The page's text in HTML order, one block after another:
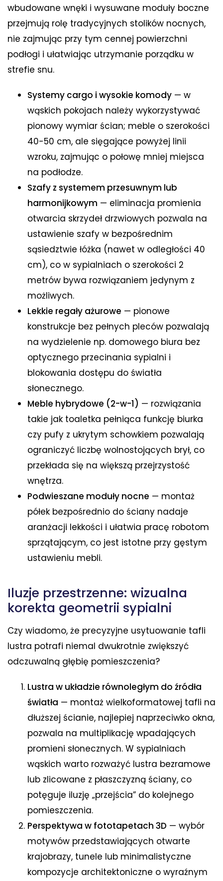
wbudowane wnęki i wysuwane moduły boczne
przejmują rolę tradycyjnych stolików nocnych,
nie zajmując przy tym cennej powierzchni
podłogi i ułatwiając utrzymanie porządku w
strefie snu.
Systemy cargo i wysokie komody — w
wąskich pokojach należy wykorzystywać
pionowy wymiar ścian; meble o szerokości
40-50 cm, ale sięgające powyżej linii
wzroku, zajmując o połowę mniej miejsca
na podłodze.
Szafy z systemem przesuwnym lub
harmonijkowym — eliminacja promienia
otwarcia skrzydeł drzwiowych pozwala na
ustawienie szafy w bezpośrednim
sąsiedztwie łóżka (nawet w odległości 40
cm), co w sypialniach o szerokości 2
metrów bywa rozwiązaniem jedynym z
możliwych.
Lekkie regały ażurowe — pionowe
konstrukcje bez pełnych pleców pozwalają
na wydzielenie np. domowego biura bez
optycznego przecinania sypialni i
blokowania dostępu do światła
słonecznego.
Meble hybrydowe (2-w-1) — rozwiązania
takie jak toaletka pełniąca funkcję biurka
czy pufy z ukrytym schowkiem pozwalają
ograniczyć liczbę wolnostojących brył, co
przekłada się na większą przejrzystość
wnętrza.
Podwieszane moduły nocne — montaż
półek bezpośrednio do ściany nadaje
aranżacji lekkości i ułatwia pracę robotom
sprzątającym, co jest istotne przy gęstym
ustawieniu mebli.
Iluzje przestrzenne: wizualna
korekta geometrii sypialni
Czy wiadomo, że precyzyjne usytuowanie tafli
lustra potrafi niemal dwukrotnie zwiększyć
odczuwalną głębię pomieszczenia?
Lustra w układzie równoległym do źródła
światła — montaż wielkoformatowej tafli na
dłuższej ścianie, najlepiej naprzeciwko okna,
pozwala na multiplikację wpadających
promieni słonecznych. W sypialniach
wąskich warto rozważyć lustra bezramowe
lub zlicowane z płaszczyzną ściany, co
potęguje iluzję „przejścia” do kolejnego
pomieszczenia.
Perspektywa w fototapetach 3D — wybór
motywów przedstawiających otwarte
krajobrazy, tunele lub minimalistyczne
kompozycje architektoniczne o wyraźnym